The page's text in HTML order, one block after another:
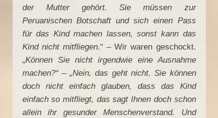
der Mutter gehört. Sie müssen zur
Peruanischen Botschaft und sich einen Pass
für das Kind machen lassen, sonst kann das
Kind nicht mitfliegen.“ – Wir waren geschockt.
„Können Sie nicht irgendwie eine Ausnahme
machen?“ – „Nein, das geht nicht. Sie können
doch nicht einfach glauben, dass das Kind
einfach so mitfliegt, das sagt Ihnen doch schon
allein ihr gesunder Menschenverstand. Und